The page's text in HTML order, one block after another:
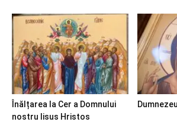
Înălțarea la Cer a Domnului
nostru Iisus Hristos